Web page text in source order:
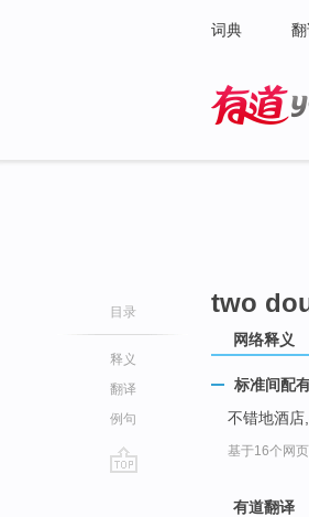
词典
目录
释义
翻译
例句
two
网络释义
标准间配
不错地酒店
基于16个网页
有道翻译